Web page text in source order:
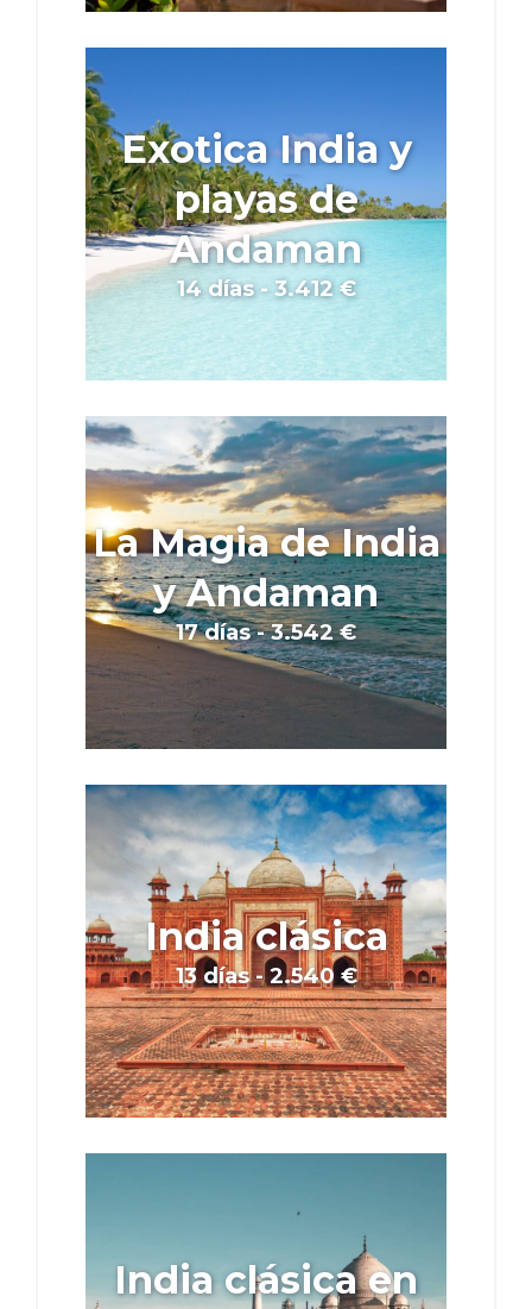
Exotica India y
playas de
Andaman
14 días - 3.412 €
La Magia de India
y Andaman
17 días - 3.542 €
India clásica
13 días - 2.540 €
India clásica en